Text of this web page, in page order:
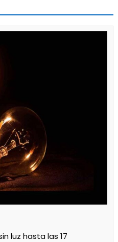
2026 en Ensenada